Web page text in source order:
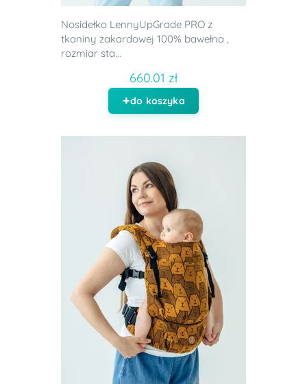
Nosidełko LennyUpGrade PRO z
tkaniny żakardowej 100% bawełna ,
rozmiar sta...
660.01 zł
do koszyka